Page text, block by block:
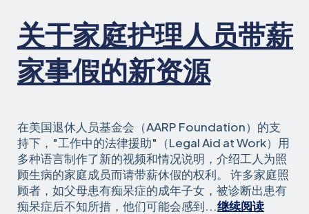
规
则
表
示
赞
骗
倡
议
提
交
关于家庭护理人员带薪
家事假的新资源
在美国退休人员基金会（AARP Foundation）的支
持下，"工作中的法律援助"（Legal Aid at Work）用
多种语言制作了新的视频和情况说明，介绍工人为照
顾生病的家庭成员而请带薪休假的权利。 许多家庭照
顾者，如父母患有痴呆症的成年子女，被诊断出患有
痴呆症后不知所措，他们可能会感到...继续阅读关